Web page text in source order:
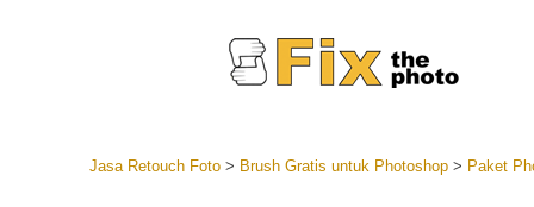
Jasa Retouch Foto> Brush Gratis untuk Photoshop> Paket